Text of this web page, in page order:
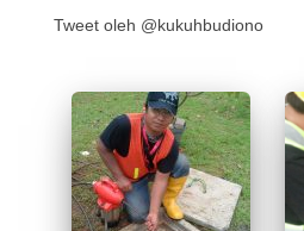
Tweet oleh @kukuhbudiono